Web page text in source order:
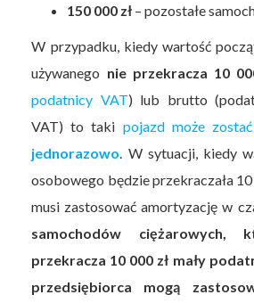
150 000 zł – pozostałe
W przypadku, kiedy wartość
używanego nie przekracza 10
podatnicy VAT) lub brutto
VAT) to taki pojazd może zostać
jednorazowo . W sytuacji, kiedy
osobowego będzie przekraczała
musi zastosować amortyzację w
samochodów ciężarowych,
przekracza 10 000 zł mały
przedsiębiorca mogą